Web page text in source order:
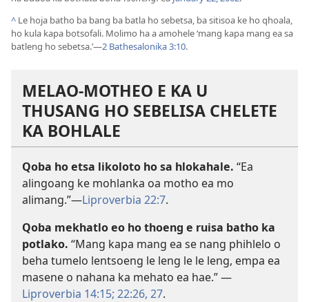
^ Le hoja batho ba bang ba batla ho sebetsa, ba sitisoa ke ho qhoala,
ho kula kapa botsofali. Molimo ha a amohele ‘mang kapa mang ea sa
batleng ho sebetsa.’—2 Bathesalonika 3:10.
MELAO-MOTHEO E KA U
THUSANG HO SEBELISA CHELETE
KA BOHLALE
Qoba ho etsa likoloto ho sa hlokahale. “Ea
alingoang ke mohlanka oa motho ea mo
alimang.”—Liproverbia 22:7.
Qoba mekhatlo eo ho thoeng e ruisa batho ka
potlako. “Mang kapa mang ea se nang phihlelo o
beha tumelo lentsoeng le leng le le leng, empa ea
masene o nahana ka mehato ea hae.” —
Liproverbia 14:15; 22:26, 27.